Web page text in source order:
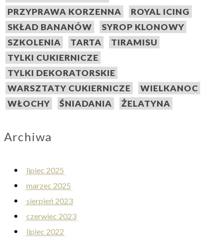
PRZYPRAWA KORZENNA
ROYAL ICING
SKŁAD BANANÓW
SYROP KLONOWY
SZKOLENIA
TARTA
TIRAMISU
TYLKI CUKIERNICZE
TYLKI DEKORATORSKIE
WARSZTATY CUKIERNICZE
WIELKANOC
WŁOCHY
ŚNIADANIA ŻELATYNA
Archiwa
lipiec 2025
marzec 2025
sierpień 2023
czerwiec 2023
lipiec 2022